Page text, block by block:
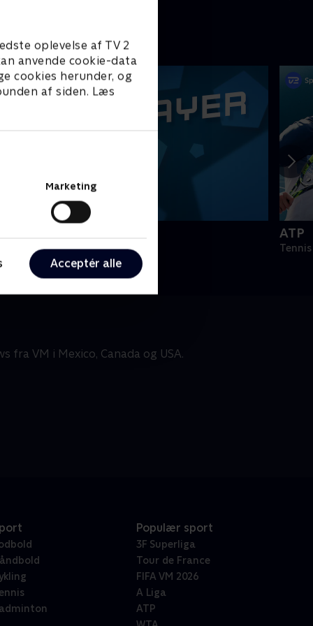
oplevelse af TV 2
anvende cookie-data
cookies herunder, og
af siden. Læs
Marketing
Acceptér alle
ATP
Tennis
VM i Mexico, Canada og USA.
Populær sport
3F Superliga
Tour de France
FIFA VM 2026
A Liga
ATP